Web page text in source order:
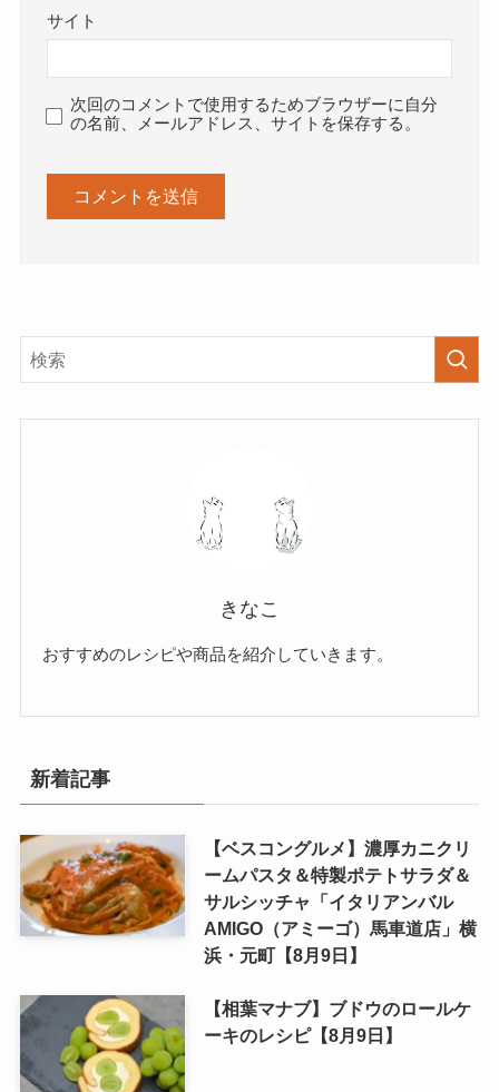
サイト
次回のコメントで使用するためブラウザーに自分
の名前、メールアドレス、サイトを保存する。
きなこ
おすすめのレシピや商品を紹介していきます。
新着記事
【ベスコングルメ】濃厚カニクリ
ームパスタ＆特製ポテトサラダ＆
サルシッチャ「イタリアンバル
AMIGO（アミーゴ）馬車道店」横
浜・元町【8月9日】
【相葉マナブ】ブドウのロールケ
ーキのレシピ【8月9日】